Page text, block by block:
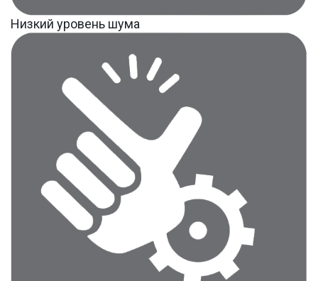
Низкий уровень шума